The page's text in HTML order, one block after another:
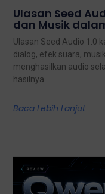
Ulasan Seed
dan Musik
Ulasan Seed Audio 1.0
dialog, efek suara,
menghasilkan audio
hasilnya.
Baca Lebih Lanjut